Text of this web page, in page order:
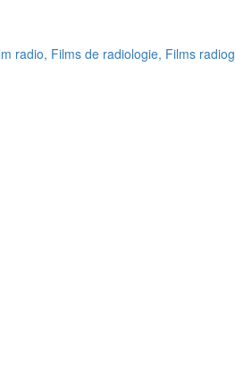
radio, Films de radiologie, Films